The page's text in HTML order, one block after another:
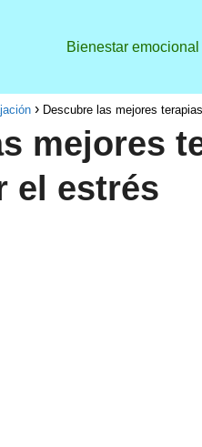
Bienestar emocional
Descubre las mejores
mejores
el estrés